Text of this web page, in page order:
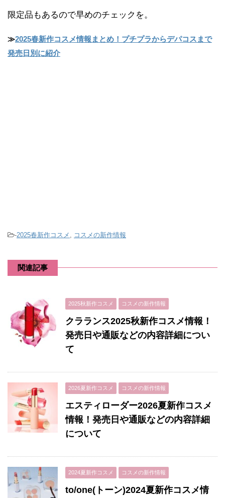
限定品もあるので早めのチェックを。
≫2025春新作コスメ情報まとめ！プチプラからデパコスまで
発売日別に紹介
-2025春新作コスメ コスメの新作情報
関連記事
2025秋新作コスメ コスメの新作情報
クラランス2025秋新作コスメ情報！
発売日や通販などの内容詳細につい
て
2026夏新作コスメ コスメの新作情報
エスティローダー2026夏新作コスメ
情報！発売日や通販などの内容詳細
について
2024夏新作コスメ コスメの新作情報
to/one(トーン)2024夏新作コスメ情